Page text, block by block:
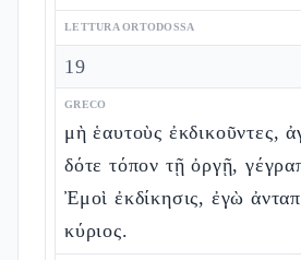
LETTURA ORTODOSSA
19
GRECO
μὴ ἑαυτοὺς ἐκδικοῦντες,
δότε τόπον τῇ ὀργῇ,
Ἐμοὶ ἐκδίκησις, ἐγὼ
κύριος.